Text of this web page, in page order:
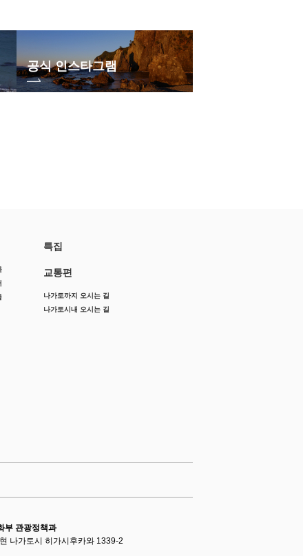
공식 인스타그램
특집
교통편
나가토까지 오시는 길
나가토시내 오시는 길
부 관광정책과
나가토시 히가시후카와 1339-2